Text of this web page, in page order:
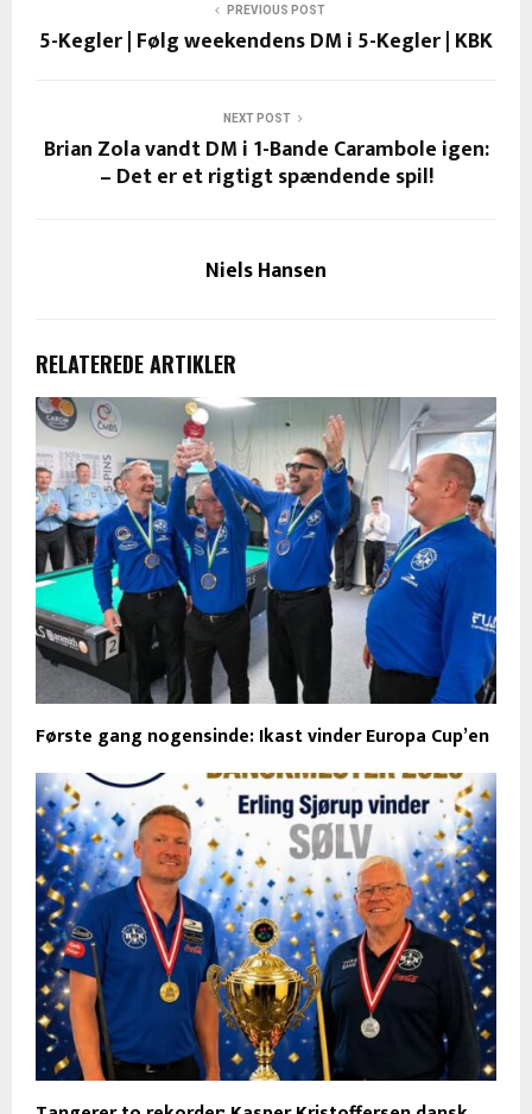
PREVIOUS POST
5-Kegler | Følg weekendens DM i 5-Kegler | KBK
NEXT POST
Brian Zola vandt DM i 1-Bande Carambole igen:
– Det er et rigtigt spændende spil!
Niels Hansen
RELATEREDE ARTIKLER
Første gang nogensinde: Ikast vinder Europa Cup’en